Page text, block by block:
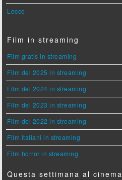
Lecce
Film in streaming
Film gratis in streaming
Film del 2025 in streaming
Film del 2024 in streaming
Film del 2023 in streaming
Film del 2022 in streaming
Film italiani in streaming
Film horror in streaming
Questa settimana al cinema